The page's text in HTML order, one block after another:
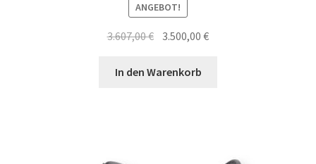
ANGEBOT!
3.607,00€ Ursprünglicher
war:
3.500,00€Aktueller
In den Warenkorb